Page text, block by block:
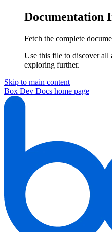
Documentation
Fetch the complete
Use this file to discover all
exploring further.
Skip to main content
Box Dev Docs home page